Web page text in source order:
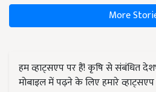
More
हम व्हाट्सएप पर हैं! कृषि से संबंधित
मोबाइल में पढ़ने के लिए हमारे